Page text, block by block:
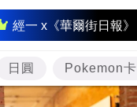
經一 x《華爾街日報》
即
時
財
經
日圓 Pokemon卡